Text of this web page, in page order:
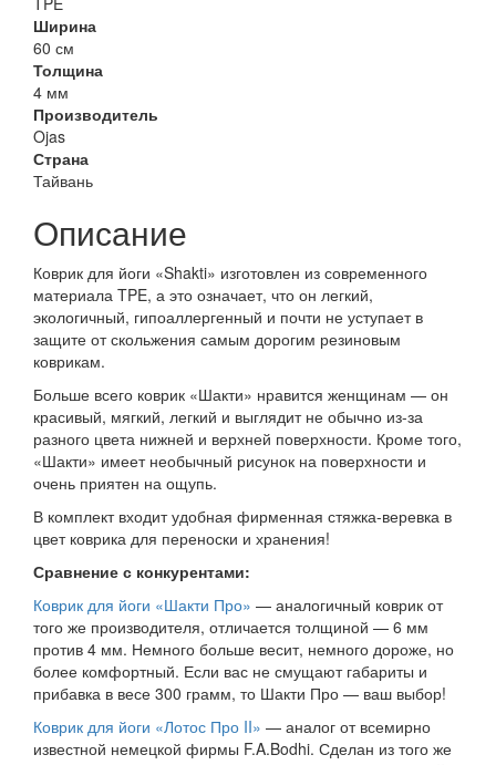
Ширина
60 см
Толщина
4 мм
Производитель
Ojas
Страна
Тайвань
Описание
Коврик для йоги «Shakti» изготовлен из современного
материала TPE, а это означает, что он легкий,
экологичный, гипоаллергенный и почти не уступает в
защите от скольжения самым дорогим резиновым
коврикам.
Больше всего коврик «Шакти» нравится женщинам — он
красивый, мягкий, легкий и выглядит не обычно из-за
разного цвета нижней и верхней поверхности. Кроме того,
«Шакти» имеет необычный рисунок на поверхности и
очень приятен на ощупь.
В комплект входит удобная фирменная стяжка-веревка в
цвет коврика для переноски и хранения!
Сравнение с конкурентами:
Коврик для йоги «Шакти Про» — аналогичный коврик от
того же производителя, отличается толщиной — 6 мм
против 4 мм. Немного больше весит, немного дороже, но
более комфортный. Если вас не смущают габариты и
прибавка в весе 300 грамм, то Шакти Про — ваш выбор!
Коврик для йоги «Лотос Про II» — аналог от всемирно
известной немецкой фирмы F.A.Bodhi. Сделан из того же